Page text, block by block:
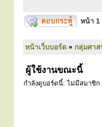
หน้า 1
หน้าเว็บบอร์ด » กลุ่มศา
ผู้ใช้งานขณะนี้
กำลังดูบอร์ดนี้: ไม่มีสมาชิ